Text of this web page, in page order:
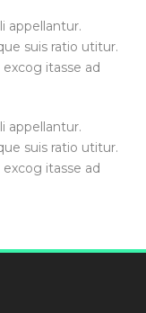
appellantur.
suis ratio utitur.
itasse ad
appellantur.
suis ratio utitur.
itasse ad